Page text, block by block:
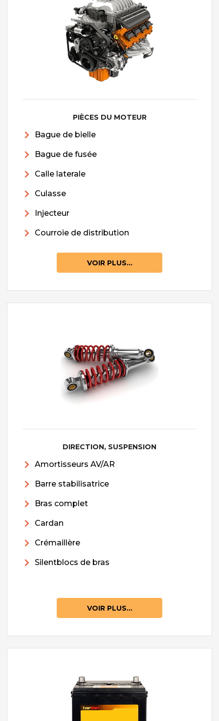
PIÈCES DU MOTEUR
Bague de bielle
Bague de fusée
Calle laterale
Culasse
Injecteur
Courroie de distribution
VOIR PLUS...
DIRECTION, SUSPENSION
Amortisseurs AV/AR
Barre stabilisatrice
Bras complet
Cardan
Crémaillère
Silentblocs de bras
VOIR PLUS...